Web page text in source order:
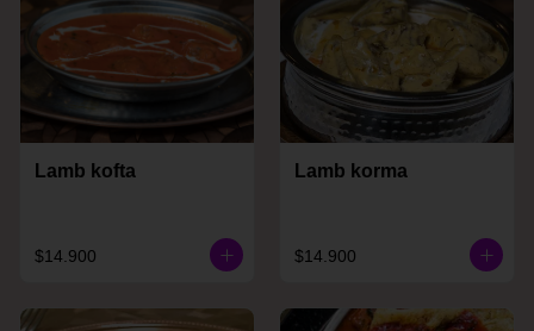
Lamb kofta
$14.900
Lamb korma
$14.900